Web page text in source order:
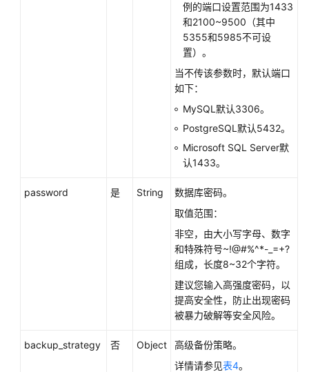
比
区
例的端口设置范围为1433
和2100~9500（其中
5355和5985不可设
置）。
当不传该参数时，默认端口
如下：
MySQL默认3306。
PostgreSQL默认5432。
Microsoft SQL Server默
认1433。
password 是 String
数据库密码。
取值范围：
非空，由大小写字母、数字
和特殊符号~!@#%^*-_=+?
组成，长度8~32个字符。
建议您输入高强度密码，以
提高安全性，防止出现密码
被暴力破解等安全风险。
backup_strategy 否 Object
高级备份策略。
详情请参见表4。